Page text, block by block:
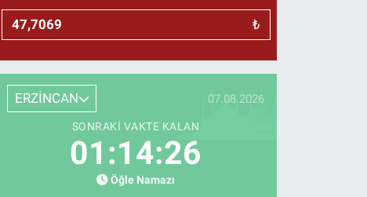
₺
ERZİNCAN 07.08.2026
SONRAKI VAKTE KALAN
01:14:25
Öğle Namazı